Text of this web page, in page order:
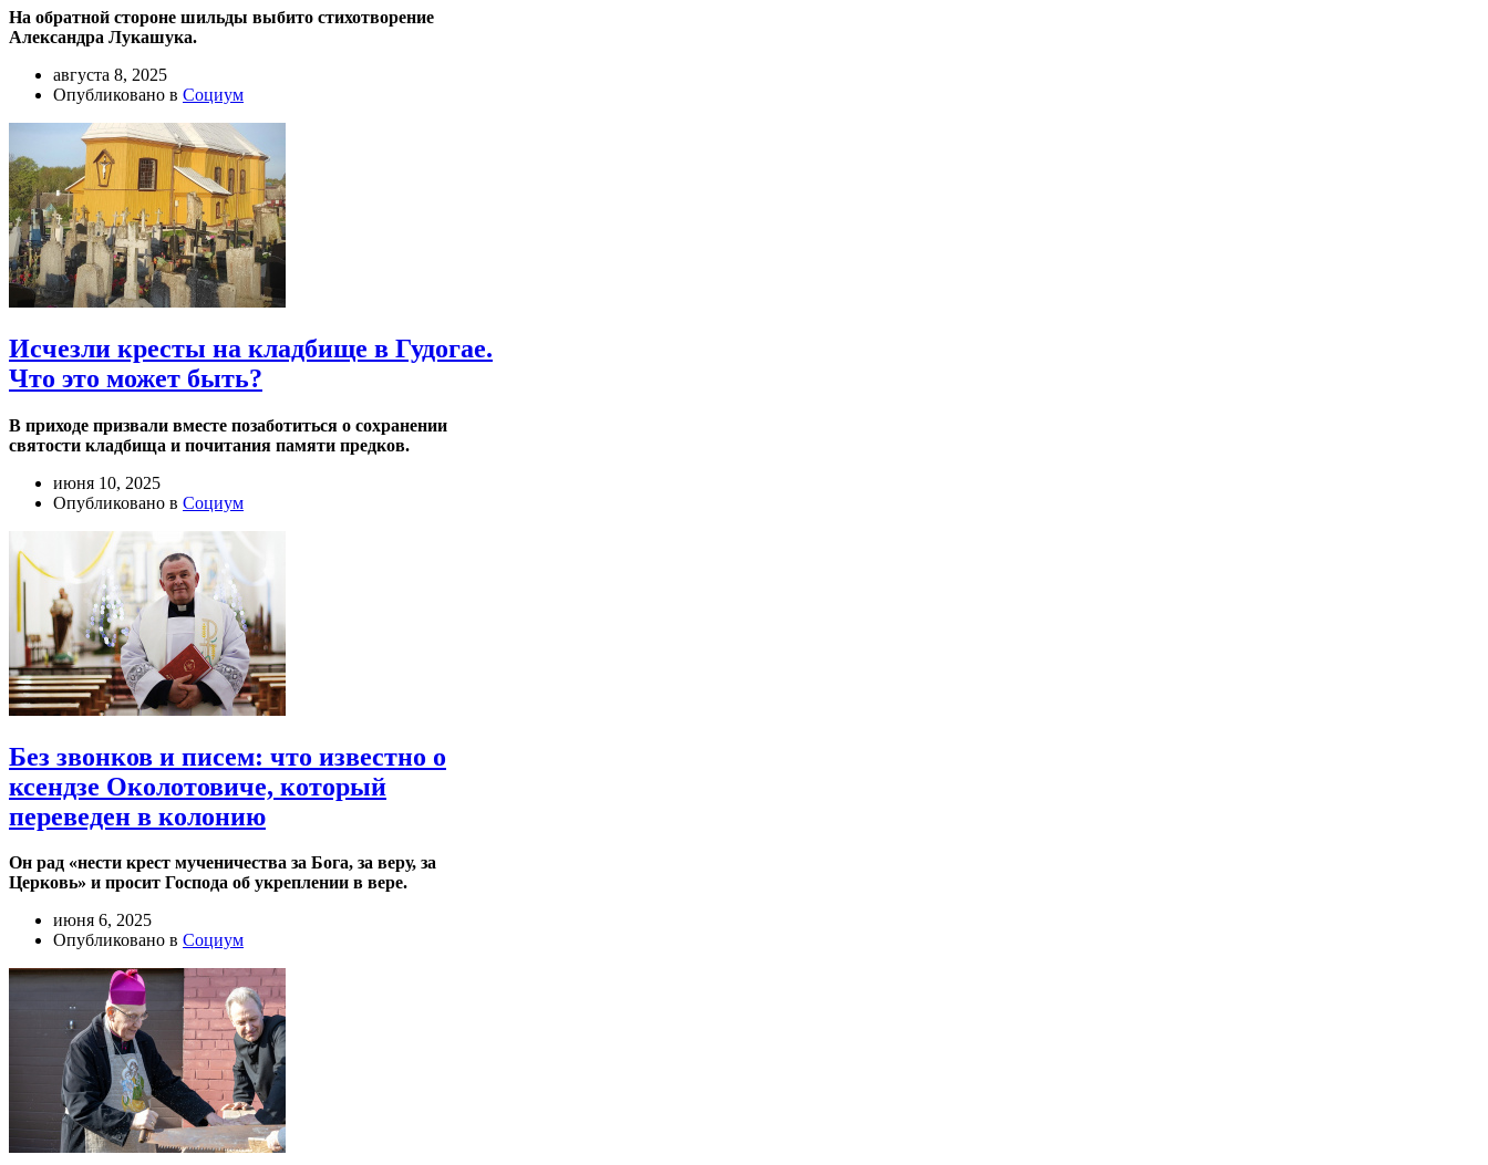
На обратной стороне шильды выбито стихотворение
Александра Лукашука.
августа 8, 2025
Опубликовано в Социум
Исчезли кресты на кладбище в Гудогае.
Что это может быть?
В приходе призвали вместе позаботиться о сохранении
святости кладбища и почитания памяти предков.
июня 10, 2025
Опубликовано в Социум
Без звонков и писем: что известно о
ксендзе Околотовиче, который
переведен в колонию
Он рад «нести крест мученичества за Бога, за веру, за
Церковь» и просит Господа об укреплении в вере.
июня 6, 2025
Опубликовано в Социум